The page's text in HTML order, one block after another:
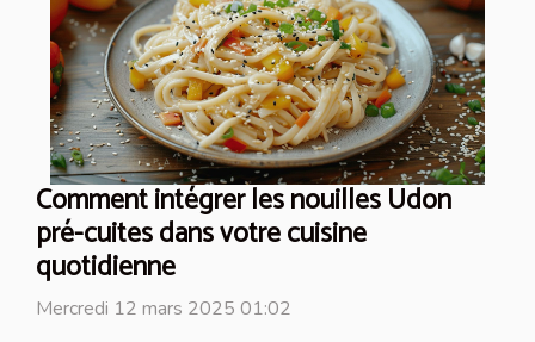
Comment intégrer les nouilles Udon
pré-cuites dans votre cuisine
quotidienne
Mercredi 12 mars 2025 01:02